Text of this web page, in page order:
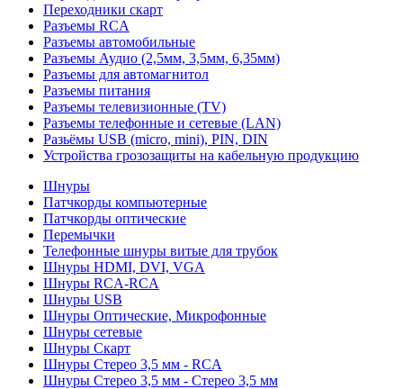
Переходники скарт
Разъемы RCA
Разъемы автомобильные
Разъемы Аудио (2,5мм, 3,5мм, 6,35мм)
Разъемы для автомагнитол
Разъемы питания
Разъемы телевизионные (TV)
Разъемы телефонные и сетевые (LAN)
Разьёмы USB (micro, mini), PIN, DIN
Устройства грозозащиты на кабельную продукцию
Шнуры
Патчкорды компьютерные
Патчкорды оптические
Перемычки
Телефонные шнуры витые для трубок
Шнуры HDMI, DVI, VGA
Шнуры RCA-RCA
Шнуры USB
Шнуры Оптические, Микрофонные
Шнуры сетевые
Шнуры Скарт
Шнуры Стерео 3,5 мм - RCA
Шнуры Стерео 3,5 мм - Стерео 3,5 мм